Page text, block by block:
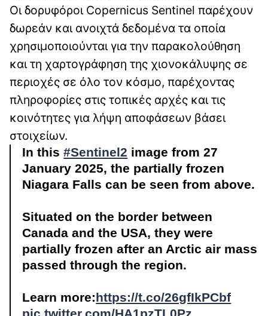
Οι δορυφόροι Copernicus Sentinel παρέχουν
δωρεάν και ανοιχτά δεδομένα τα οποία
χρησιμοποιούνται για την παρακολούθηση
και τη χαρτογράφηση της χιονοκάλυψης σε
περιοχές σε όλο τον κόσμο, παρέχοντας
πληροφορίες στις τοπικές αρχές και τις
κοινότητες για λήψη αποφάσεων βάσει
στοιχείων.
In this#Sentinel2 image from 27
January 2025, the partially frozen
Niagara Falls can be seen from above.
Situated on the border between
Canada and the USA, they were
partially frozen after an Arctic air mass
passed through the region.
Learn more:https://t.co/26gfIkPCbf